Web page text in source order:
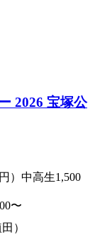
2026 宝塚公
）中高生1,500
〜
）